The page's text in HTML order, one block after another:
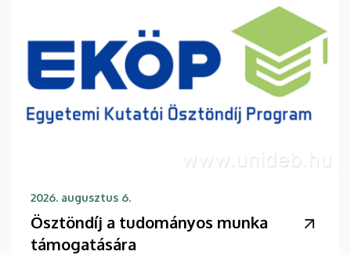
2026. augusztus 6.
Ösztöndíj a tudományos munka
támogatására